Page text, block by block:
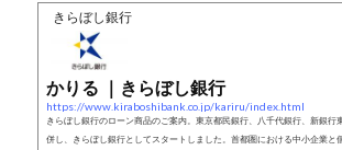
きらぼし銀行
かりる ｜きらぼし銀行
https://www.kiraboshibank.co.jp/kariru/index.html
きらぼし銀行のローン商品のご案内。東京都民銀行、八千代銀行、新銀
併し、きらぼし銀行としてスタートしました。首都圏における中小企業と